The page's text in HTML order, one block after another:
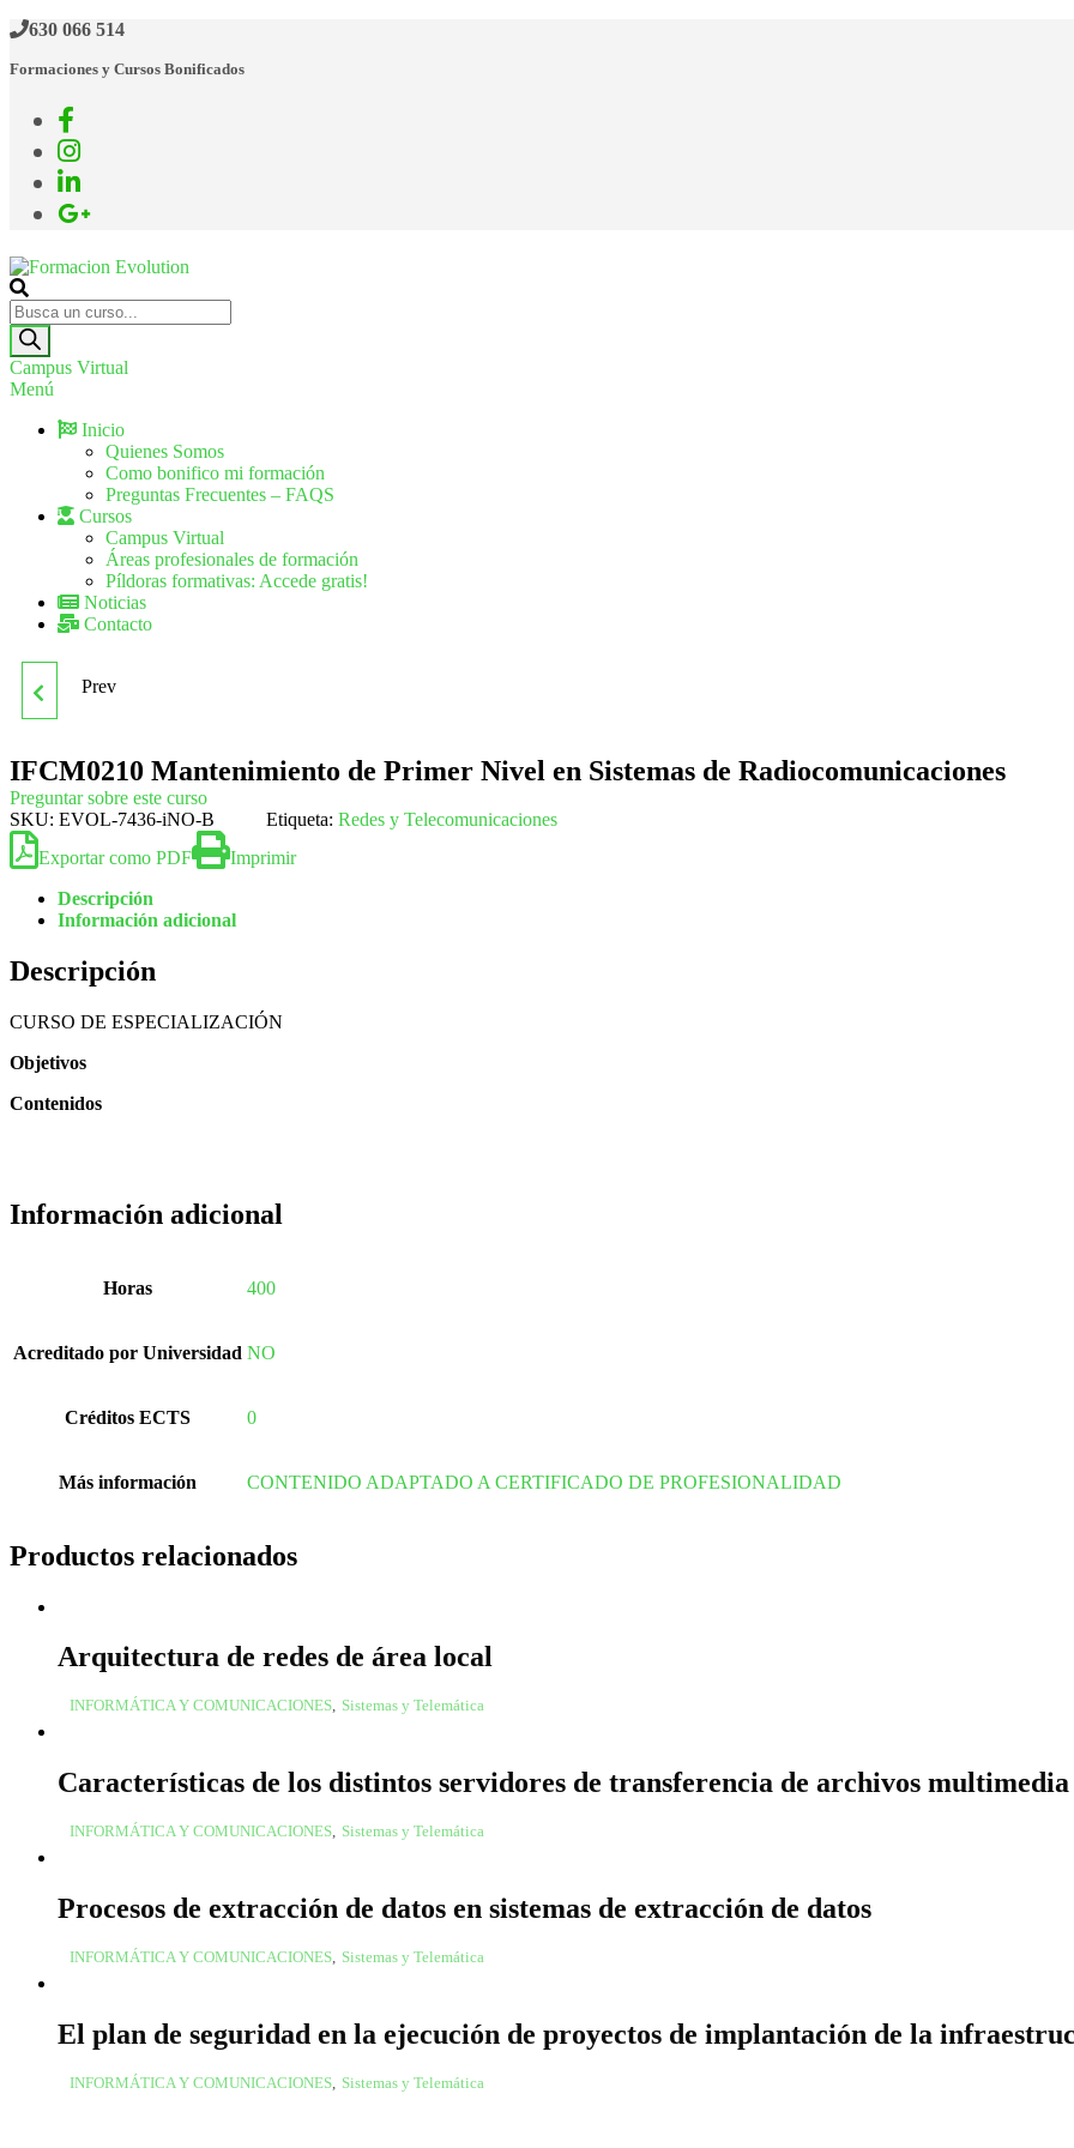
Saltar
contenido
630 066 514
Formaciones y Cursos Bonificados
Formacion Evolution
Cursos de formación continua
Búsqueda
de
productos
Campus Virtual
Menú
Inicio
Quienes Somos
Como bonifico mi formación
Preguntas Frecuentes – FAQS
Cursos
Campus Virtual
Áreas profesionales de formación
Píldoras formativas: Accede gratis!
Noticias
Contacto
SEGUNDO NIVEL EN
SISTEMAS DE
RADIOCOMUNICACIONES
Prev
IFCM0210 Mantenimiento de Primer Nivel en Sistemas de Radiocomunicaciones
Preguntar sobre este curso
SKU: EVOL-7436-iNO-B Etiqueta: Redes y Telecomunicaciones
Exportar como PDF
Imprimir
Descripción
Información adicional
Descripción
CURSO DE ESPECIALIZACIÓN
Objetivos
Contenidos
Información adicional
Horas 400
Acreditado por Universidad NO
Créditos ECTS 0
Más información CONTENIDO ADAPTADO A CERTIFICADO DE PROFESIONALIDAD
Productos relacionados
Arquitectura de redes de área local
INFORMÁTICA Y COMUNICACIONES, Sistemas y Telemática
Características de los distintos servidores de transferencia de archivos multimedia
INFORMÁTICA Y COMUNICACIONES, Sistemas y Telemática
Procesos de extracción de datos en sistemas de extracción de datos
INFORMÁTICA Y COMUNICACIONES, Sistemas y Telemática
El plan de seguridad en la ejecución de proyectos de implantación de la
INFORMÁTICA Y COMUNICACIONES Sistemas y Telemática